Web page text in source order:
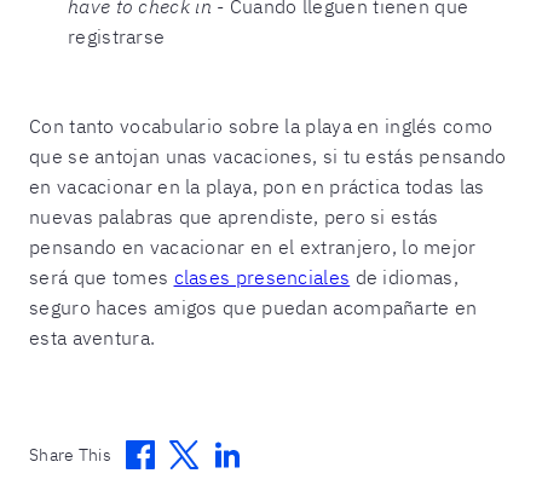
have to check in - Cuando lleguen tienen que
registrarse
Con tanto vocabulario sobre la playa en inglés como
que se antojan unas vacaciones, si tu estás pensando
en vacacionar en la playa, pon en práctica todas las
nuevas palabras que aprendiste, pero si estás
pensando en vacacionar en el extranjero, lo mejor
será que tomes clases presenciales de idiomas,
seguro haces amigos que puedan acompañarte en
esta aventura.
Share This Facebook
TwitterLinkedin